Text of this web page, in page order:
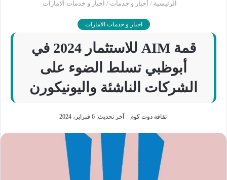
الرئيسية / أخبار و خدمات / اخبار و خدمات الامارات
اخبار و خدمات الامارات
قمة AIM للاستثمار 2024 في
أبوظبي تسلط الضوء على
الشركات الناشئة واليونيكورن
ثقافة دوت كوم آخر تحديث: 6 فبراير، 2024